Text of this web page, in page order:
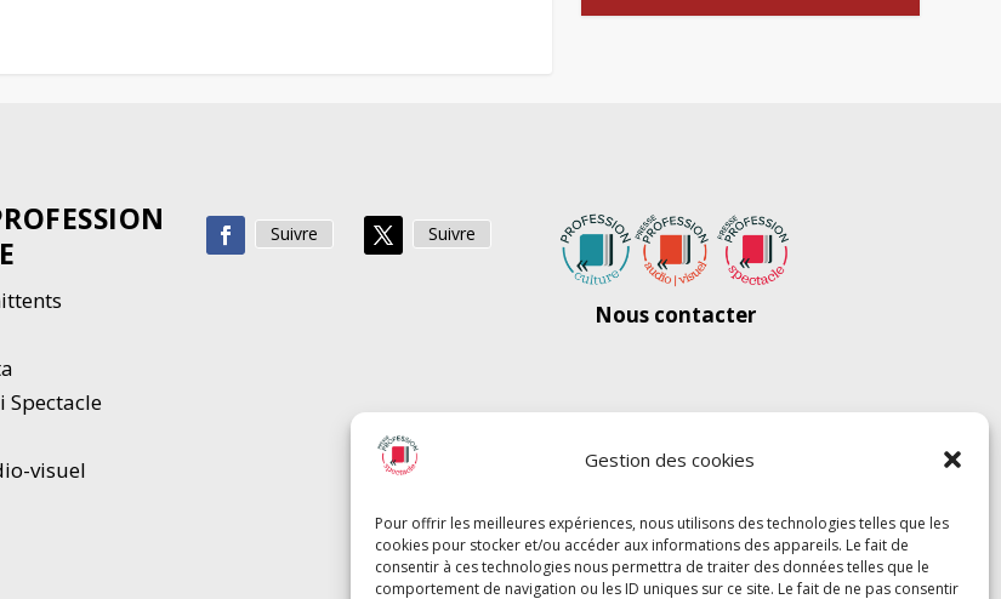
Gestion des cookies
Pour offrir les meilleures expériences, nous utilisons des technologies telles que les
cookies pour stocker et/ou accéder aux informations des appareils. Le fait de
consentir à ces technologies nous permettra de traiter des données telles que le
comportement de navigation ou les ID uniques sur ce site. Le fait de ne pas consentir
Spectacle
visuel
Suivre Suivre
Nous contacter